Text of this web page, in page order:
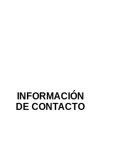
INFORMACIÓN
DE CONTACTO